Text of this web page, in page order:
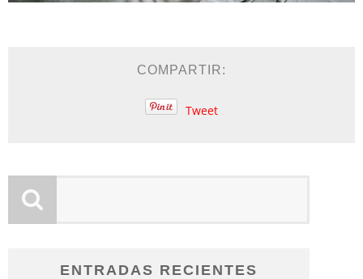
COMPARTIR:
Tweet
ENTRADAS RECIENTES